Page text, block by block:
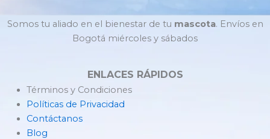
Somos tu aliado en el bienestar de tu mascota. Envíos en
Bogotá miércoles y sábados
ENLACES RÁPIDOS
Términos y Condiciones
Políticas de Privacidad
Contáctanos
Blog